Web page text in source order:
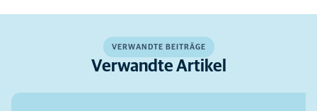
VERWANDTE BEITRÄGE
Verwandte Artikel